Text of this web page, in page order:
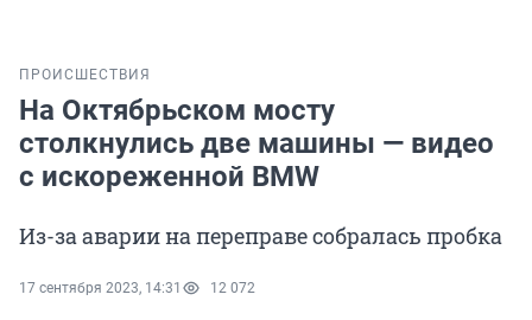
ПРОИСШЕСТВИЯ
На Октябрьском мосту
столкнулись две машины — видео
с искореженной BMW
Из-за аварии на переправе собралась пробка
17 сентября 2023, 14:31 12 072